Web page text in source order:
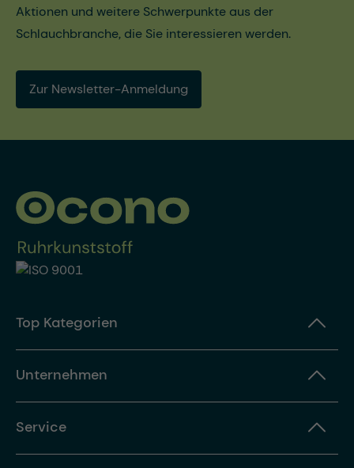
Aktionen und weitere Schwerpunkte aus der
Schlauchbranche, die Sie interessieren werden.
Zur Newsletter-Anmeldung
Top Kategorien
Unternehmen
Service